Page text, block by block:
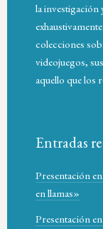
la investigación
colecciones
videojuegos,
aquello que los
Entradas
Presentación
en llamas»
Presentación